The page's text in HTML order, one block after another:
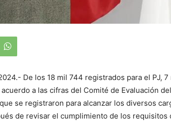
De los 18 mil 744 registrados para el PJ,
a las cifras del Comité de Evaluación
se registraron para alcanzar los diversos
de revisar el cumplimiento de los requisitos